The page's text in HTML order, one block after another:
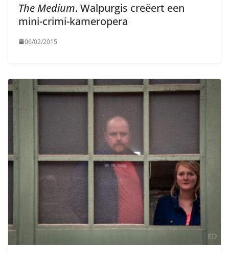
The Medium. Walpurgis creëert een
mini-crimi-kameropera
06/02/2015